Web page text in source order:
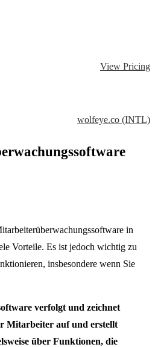
View Pricing
wolfeye.co (INTL)
in
Vorteile. Es ist jedoch wichtig zu
insbesondere wenn Sie
verfolgt und zeichnet
Mitarbeiter auf und erstellt
über Funktionen, die